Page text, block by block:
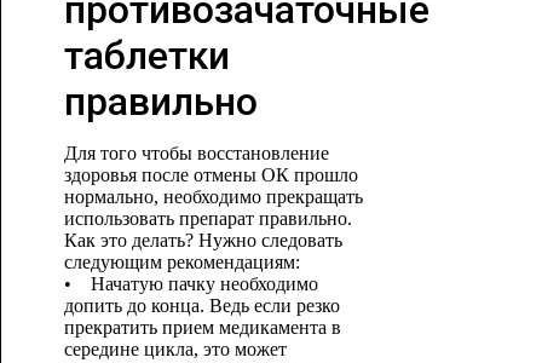
противозачаточные
таблетки
правильно
Для того чтобы восстановление
здоровья после отмены ОК прошло
нормально, необходимо прекращать
использовать препарат правильно.
Как это делать? Нужно следовать
следующим рекомендациям:
• Начатую пачку необходимо
допить до конца. Ведь если резко
прекратить прием медикамента в
середине цикла, это может